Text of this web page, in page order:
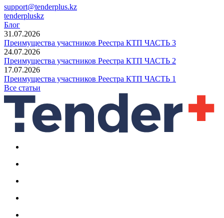
support@tenderplus.kz
tenderpluskz
Блог
31.07.2026
Преимущества участников Реестра КТП ЧАСТЬ 3
24.07.2026
Преимущества участников Реестра КТП ЧАСТЬ 2
17.07.2026
Преимущества участников Реестра КТП ЧАСТЬ 1
Все статьи